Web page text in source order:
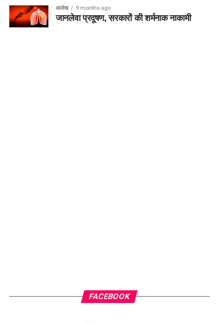
आलेख 9 months ago
जानलेवा प्रदूषण, सरकारों की शर्मनाक नाकामी
FACEBOOK